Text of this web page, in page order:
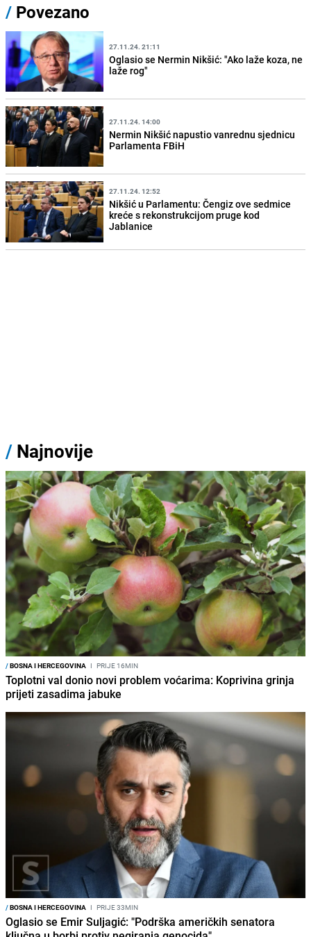
/ Povezano
27.11.24. 21:11
Oglasio se Nermin Nikšić: "Ako laže koza, ne
laže rog"
27.11.24. 14:00
Nermin Nikšić napustio vanrednu sjednicu
Parlamenta FBiH
27.11.24. 12:52
Nikšić u Parlamentu: Čengiz ove sedmice
kreće s rekonstrukcijom pruge kod
Jablanice
/ Najnovije
/BOSNA I HERCEGOVINA I PRIJE 16MIN
Toplotni val donio novi problem voćarima: Koprivina grinja
prijeti zasadima jabuke
/BOSNA I HERCEGOVINA I PRIJE 33MIN
Oglasio se Emir Suljagić: "Podrška američkih senatora